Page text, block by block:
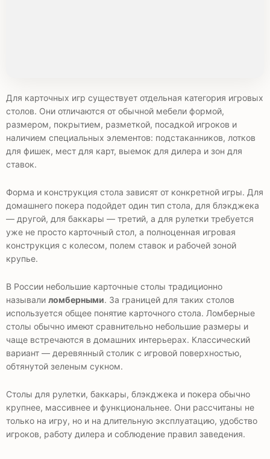
Для карточных игр существует отдельная категория игровых
столов. Они отличаются от обычной мебели формой,
размером, покрытием, разметкой, посадкой игроков и
наличием специальных элементов: подстаканников, лотков
для фишек, мест для карт, выемок для дилера и зон для
ставок.
Форма и конструкция стола зависят от конкретной игры. Для
домашнего покера подойдет один тип стола, для блэкджека
— другой, для баккары — третий, а для рулетки требуется
уже не просто карточный стол, а полноценная игровая
конструкция с колесом, полем ставок и рабочей зоной
крупье.
В России небольшие карточные столы традиционно
называли ломберными. За границей для таких столов
используется общее понятие карточного стола. Ломберные
столы обычно имеют сравнительно небольшие размеры и
чаще встречаются в домашних интерьерах. Классический
вариант — деревянный столик с игровой поверхностью,
обтянутой зеленым сукном.
Столы для рулетки, баккары, блэкджека и покера обычно
крупнее, массивнее и функциональнее. Они рассчитаны не
только на игру, но и на длительную эксплуатацию, удобство
игроков, работу дилера и соблюдение правил заведения.